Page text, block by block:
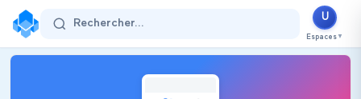
Rechercher...
U
Espaces ▼